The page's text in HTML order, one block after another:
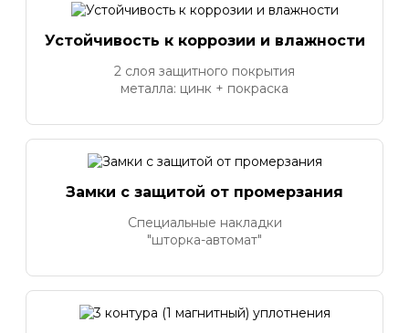
Устойчивость к коррозии и влажности
2 слоя защитного покрытия
металла: цинк + покраска
Замки с защитой от промерзания
Специальные накладки
"шторка-автомат"